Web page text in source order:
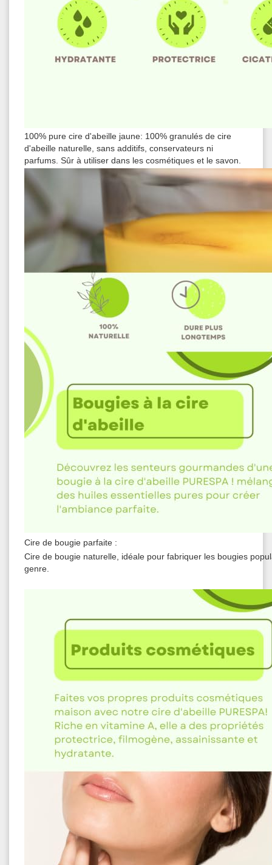
100% pure cire d'abeille jaune: 100% granulés de cire
d'abeille naturelle, sans additifs, conservateurs ni
parfums. Sûr à utiliser dans les cosmétiques et le savon.
Cire de bougie parfaite :
Cire de bougie naturelle, idéale pour fabriquer les bougies
genre.